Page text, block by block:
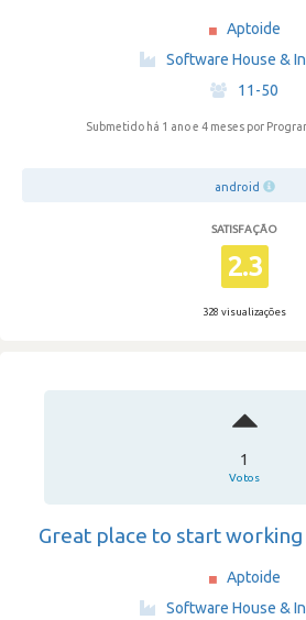
Aptoide
Software House &
·
11-50
Submetido há 1 ano e 4 meses por
android
SATISFAÇÃO
2.3
328 visualizações
1
Votos
Great place to start
Aptoide
Software House &